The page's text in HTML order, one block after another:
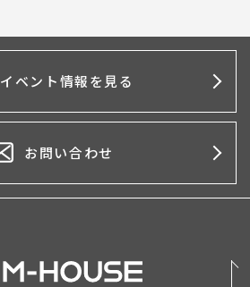
イベント情報を見る
お問い合わせ